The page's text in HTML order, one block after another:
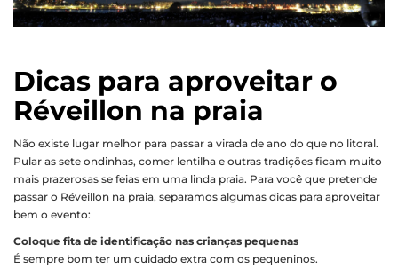
Dicas para aproveitar o
Réveillon na praia
Não existe lugar melhor para passar a virada de ano do que no litoral.
Pular as sete ondinhas, comer lentilha e outras tradições ficam muito
mais prazerosas se feias em uma linda praia. Para você que pretende
passar o Réveillon na praia, separamos algumas dicas para aproveitar
bem o evento:
Coloque fita de identificação nas crianças pequenas
É sempre bom ter um cuidado extra com os pequeninos.